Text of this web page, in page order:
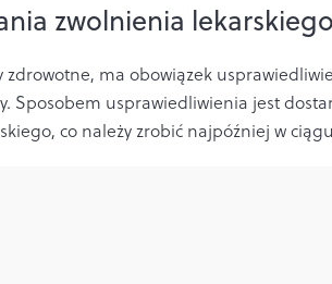
zwolnienia lekarskiego
ma obowiązek
Sposobem usprawiedliwienia jest
co należy zrobić najpóźniej w